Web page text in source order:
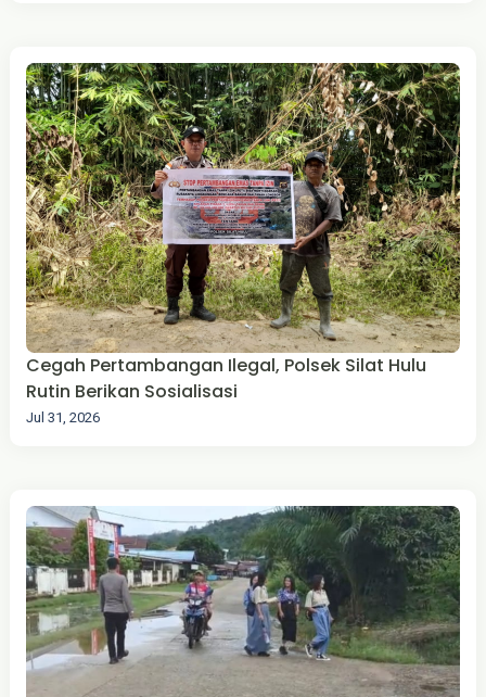
Cegah Pertambangan Ilegal, Polsek Silat Hulu
Rutin Berikan Sosialisasi
Jul 31, 2026